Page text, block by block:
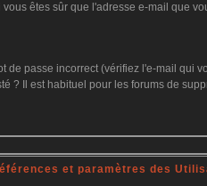
êtes sûr que l'adresse e-mail que
passe incorrect (vérifiez l'e-mail
? Il est habituel pour les forums de
et paramètres des